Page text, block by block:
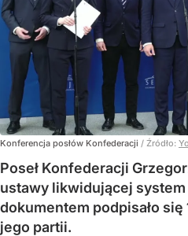
Konferencja posłów Konfederacji / Źródło:
Poseł Konfederacji
ustawy likwidującej system
dokumentem podpisało
jego partii.